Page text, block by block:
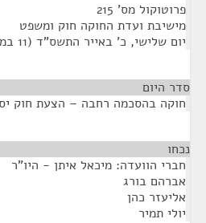
פרוטוקול מס' 215
מישיבת ועדת החוקה חוק ומשפט
יום שלישי, כ' באייר התשס"ד (11 במאי 2004), שעה 10:00
סדר היום
חוקה בהסכמה רחבה – הצעת חוק
נכחו
חברי הוועדה: מיכאל איתן - היו"ר
אברהם בורג
אליעזר כהן
יולי תמיר